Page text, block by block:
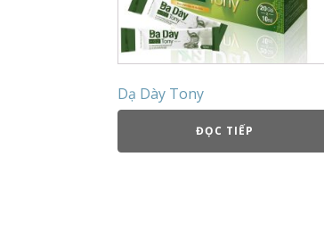
Dạ Dày Tony
ĐỌC TIẾP